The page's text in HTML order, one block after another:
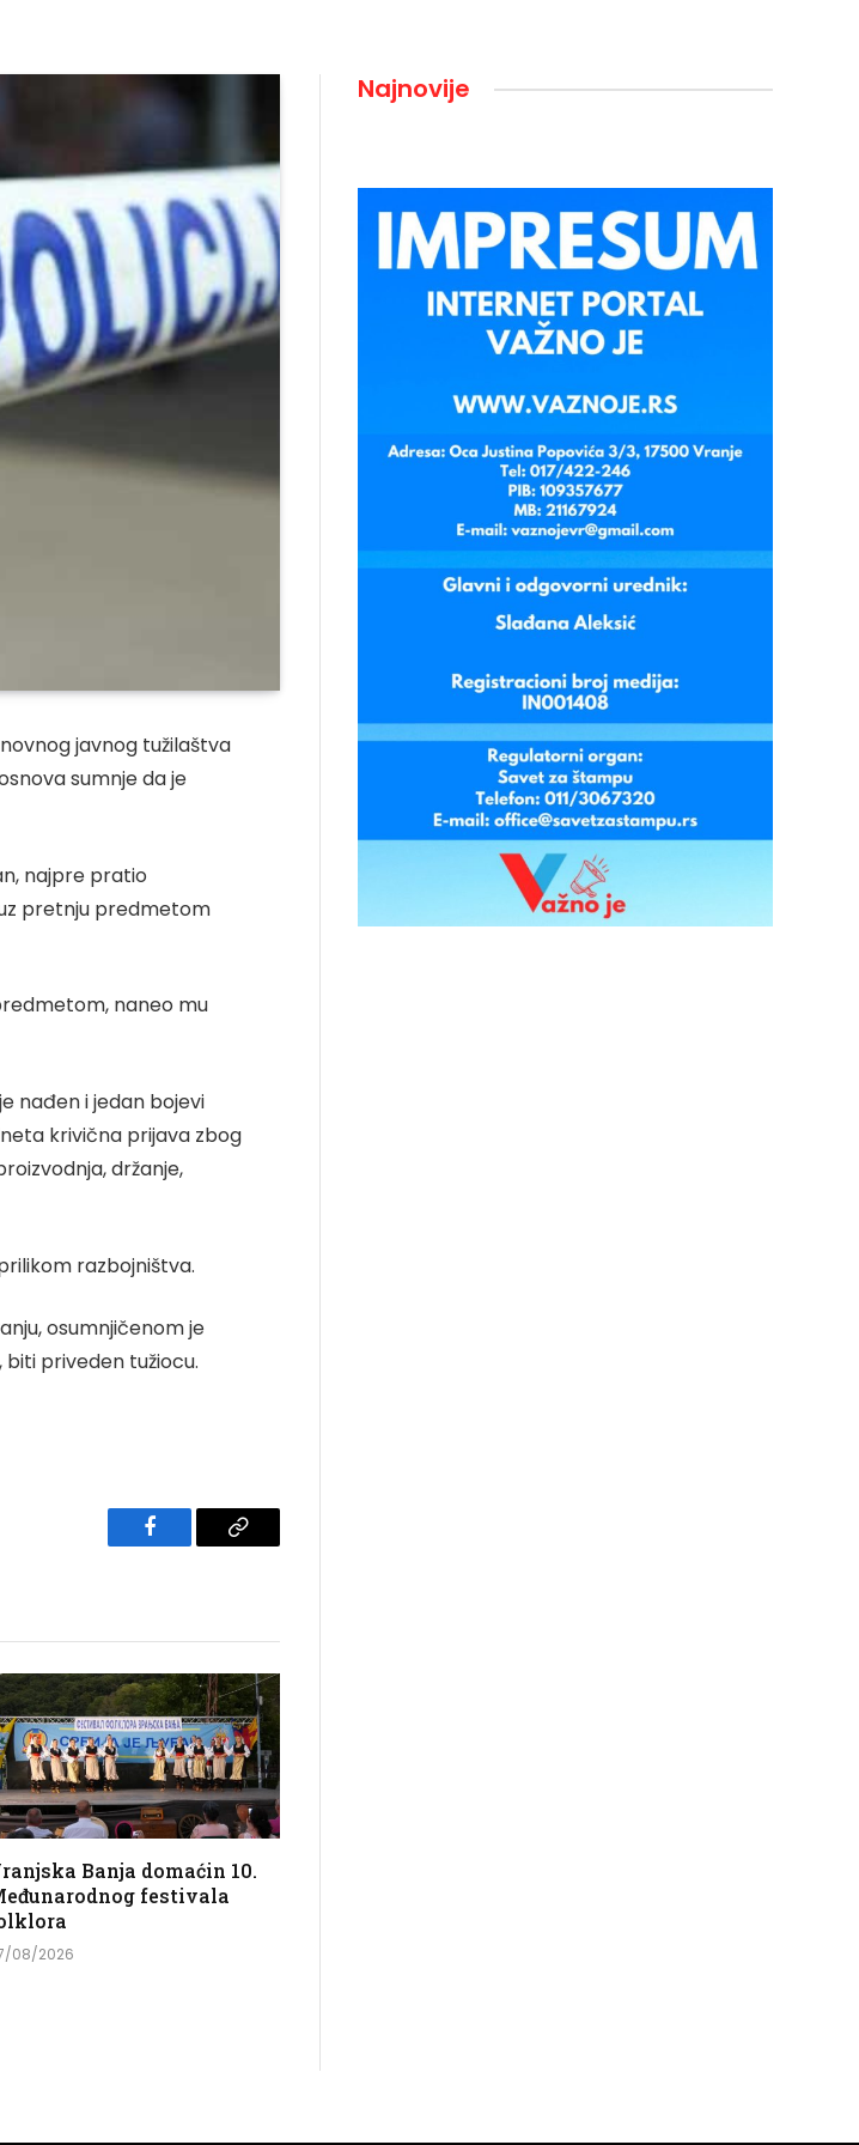
javnog tužilaštva
sumnje da je
najpre pratio
pretnju predmetom
naneo mu
nađen i jedan bojevi
krivična prijava zbog
držanje,
razbojništva.
osumnjičenom je
priveden tužiocu.
Facebook Copy
Banja domaćin 10.
festivala
08/2026
Najnovije